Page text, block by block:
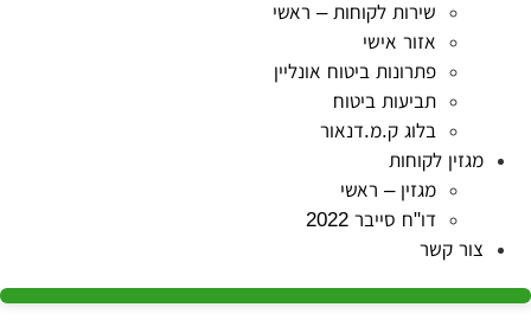
שירות לקוחות – ראשי
אזור אישי
פתרונות ביטוח אונליין
תביעות ביטוח
בלוג ק.מ.דנאור
מגזין לקוחות
מגזין – ראשי
דו"ח סייבר 2022
צור קשר